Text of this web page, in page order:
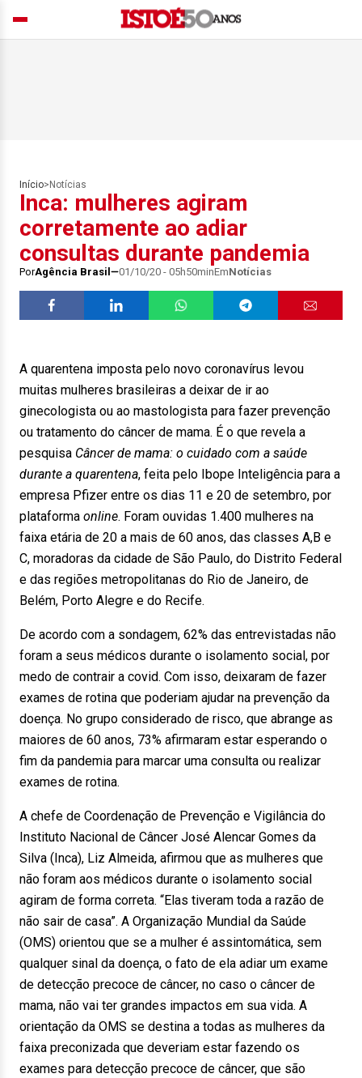
Início> Notícias
Inca: mulheres agiram
corretamente ao adiar
consultas durante pandemia
PorAgência Brasil 01/10/20 - 05h50minEmNotícias
A quarentena imposta pelo novo coronavírus levou
muitas mulheres brasileiras a deixar de ir ao
ginecologista ou ao mastologista para fazer prevenção
ou tratamento do câncer de mama. É o que revela a
pesquisa Câncer de mama: o cuidado com a saúde
durante a quarentena, feita pelo Ibope Inteligência para a
empresa Pfizer entre os dias 11 e 20 de setembro, por
plataforma online. Foram ouvidas 1.400 mulheres na
faixa etária de 20 a mais de 60 anos, das classes A,B e
C, moradoras da cidade de São Paulo, do Distrito Federal
e das regiões metropolitanas do Rio de Janeiro, de
Belém, Porto Alegre e do Recife.
De acordo com a sondagem, 62% das entrevistadas não
foram a seus médicos durante o isolamento social, por
medo de contrair a covid. Com isso, deixaram de fazer
exames de rotina que poderiam ajudar na prevenção da
doença. No grupo considerado de risco, que abrange as
maiores de 60 anos, 73% afirmaram estar esperando o
fim da pandemia para marcar uma consulta ou realizar
exames de rotina.
A chefe de Coordenação de Prevenção e Vigilância do
Instituto Nacional de Câncer José Alencar Gomes da
Silva (Inca), Liz Almeida, afirmou que as mulheres que
não foram aos médicos durante o isolamento social
agiram de forma correta. “Elas tiveram toda a razão de
não sair de casa”. A Organização Mundial da Saúde
(OMS) orientou que se a mulher é assintomática, sem
qualquer sinal da doença, o fato de ela adiar um exame
de detecção precoce de câncer, no caso o câncer de
mama, não vai ter grandes impactos em sua vida. A
orientação da OMS se destina a todas as mulheres da
faixa preconizada que deveriam estar fazendo os
exames para detecção precoce de câncer, que são